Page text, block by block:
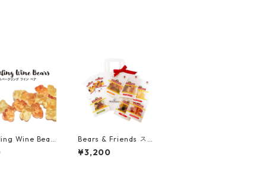
Wine Bear
ークリング ワ
ア 50g ※アル
Bears & Friends スタ
ーターギフトセット ※
紙袋+リボン付き
¥3,200